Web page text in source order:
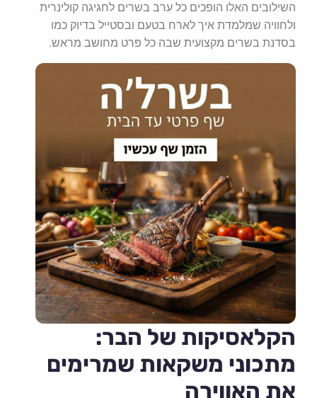
השילובים האלו הופכים כל ערב בשרים לחגיגה קולינרית
ולחוויה שמלמדת איך לארח בטעם ובסטייל בדיוק כמו
בסדנת בשרים מקצועית שבה כל פרט מחושב מראש.
הקלאסיקות של הבר:
מתכוני משקאות שמרימים
את האווירה